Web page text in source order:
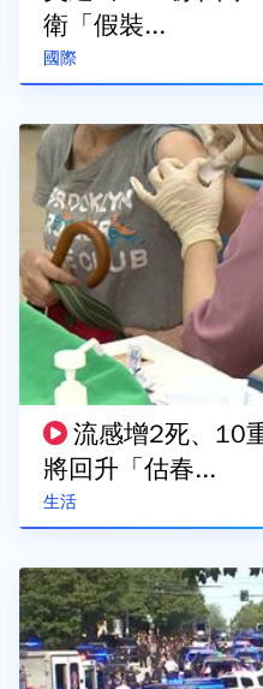
國際
衛「假裝...
生活
流感增2死、10
將回升「估春...